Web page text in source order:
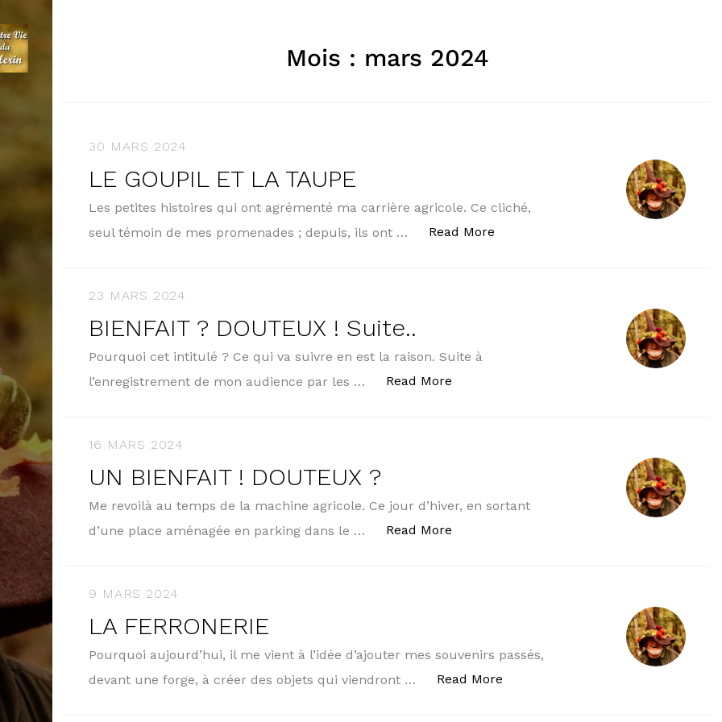
Mois : mars 2024
30 MARS 2024
LE GOUPIL ET LA TAUPE
Les petites histoires qui ont agrémenté ma carrière agricole. Ce cliché,
seul témoin de mes promenades ; depuis, ils ont …
Read More
23 MARS 2024
BIENFAIT ? DOUTEUX ! Suite..
Pourquoi cet intitulé ? Ce qui va suivre en est la raison. Suite à
l’enregistrement de mon audience par les …
Read More
16 MARS 2024
UN BIENFAIT ! DOUTEUX ?
Me revoilà au temps de la machine agricole. Ce jour d’hiver, en sortant
d’une place aménagée en parking dans le …
Read More
9 MARS 2024
LA FERRONERIE
Pourquoi aujourd’hui, il me vient à l’idée d’ajouter mes souvenirs passés,
devant une forge, à créer des objets qui viendront …
Read More